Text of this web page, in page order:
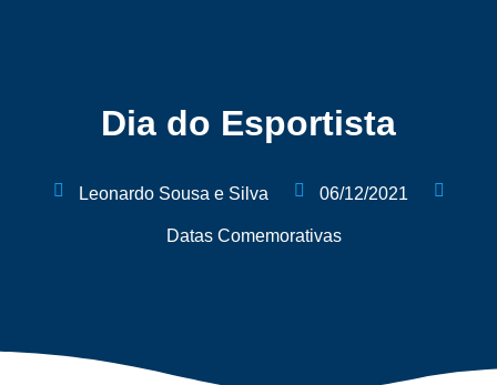
Dia do Esportista
Leonardo Sousa e Silva 06/12/2021
Datas Comemorativas